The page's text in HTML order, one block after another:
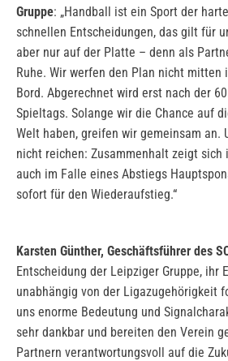
Gruppe: „Handball ist ein Sport der
schnellen Entscheidungen, das gilt für
aber nur auf der Platte – denn als
Ruhe. Wir werfen den Plan nicht mitten
Bord. Abgerechnet wird erst nach der
Spieltags. Solange wir die Chance auf
Welt haben, greifen wir gemeinsam an.
nicht reichen: Zusammenhalt zeigt sich
auch im Falle eines Abstiegs
sofort für den Wiederaufstieg.“
Karsten Günther, Geschäftsführer des
Entscheidung der Leipziger Gruppe, ihr
unabhängig von der Ligazugehörigkeit
uns enorme Bedeutung und
sehr dankbar und bereiten den Verein
Partnern verantwortungsvoll auf die